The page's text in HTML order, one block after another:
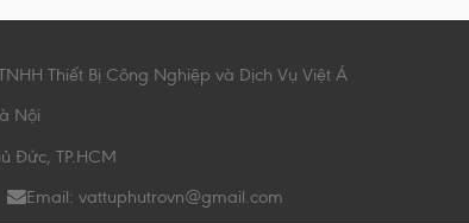
Thiết Bị Công Nghiệp và Dịch Vụ Việt Á
Nội
Đức, TP.HCM
Email: vattuphutrovn@gmail.com